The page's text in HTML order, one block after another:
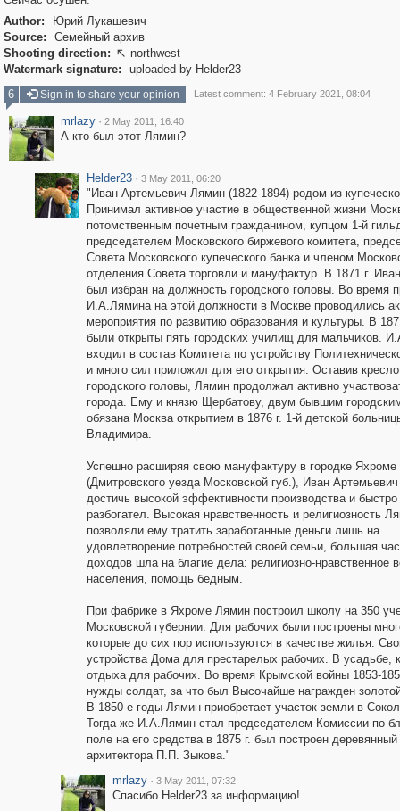
Author:
Юрий Лукашевич
Source:
Семейный архив
Shooting direction:  northwest
Watermark signature:
uploaded by Helder23
6
Sign in to share your opinion Latest comment: 4 February 2021, 08:04
mrlazy · 2 May 2011, 16:40
А кто был этот Лямин?
Helder23 · 3 May 2011, 06:20
"Иван Артемьевич Лямин (1822-1894) родом из
Принимал активное участие в общественной жизни
потомственным почетным гражданином, купцом 1-й
председателем Московского биржевого комитета,
Совета Московского купеческого банка и членом
отделения Совета торговли и мануфактур. В 1871 г.
был избран на должность городского головы. Во время
И.А.Лямина на этой должности в Москве проводились
мероприятия по развитию образования и культуры. В
были открыты пять городских училищ для мальчиков.
входил в состав Комитета по устройству
и много сил приложил для его открытия. Оставив кресло
городского головы, Лямин продолжал активно
города. Ему и князю Щербатову, двум бывшим
обязана Москва открытием в 1876 г. 1-й детской
Владимира.
Успешно расширяя свою мануфактуру в городке Яхроме
(Дмитровского уезда Московской губ.), Иван
достичь высокой эффективности производства и быстро
разбогател. Высокая нравственность и религиозность
позволяли ему тратить заработанные деньги лишь на
удовлетворение потребностей своей семьи, большая
доходов шла на благие дела: религиозно-нравственное
населения, помощь бедным.
При фабрике в Яхроме Лямин построил школу на 350
Московской губернии. Для рабочих были построены
которые до сих пор используются в качестве жилья.
устройства Дома для престарелых рабочих. В
отдыха для рабочих. Во время Крымской войны 1853-
нужды солдат, за что был Высочайше награжден
В 1850-е годы Лямин приобретает участок земли в
Тогда же И.А.Лямин стал председателем Комиссии по
поле на его средства в 1875 г. был построен
архитектора П.П. Зыкова."
mrlazy · 3 May 2011, 07:32
Спасибо Helder23 за информацию!